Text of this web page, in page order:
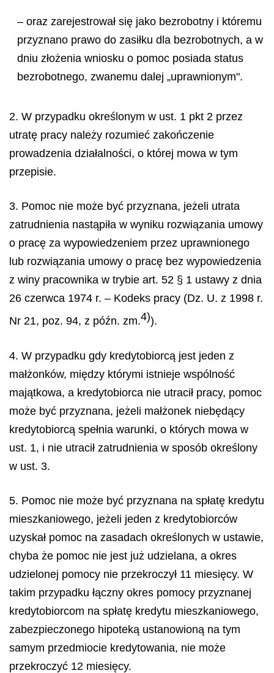
– oraz zarejestrował się jako bezrobotny i któremu
przyznano prawo do zasiłku dla bezrobotnych, a w
dniu złożenia wniosku o pomoc posiada status
bezrobotnego, zwanemu dalej „uprawnionym".
2. W przypadku określonym w ust. 1 pkt 2 przez
utratę pracy należy rozumieć zakończenie
prowadzenia działalności, o której mowa w tym
przepisie.
3. Pomoc nie może być przyznana, jeżeli utrata
zatrudnienia nastąpiła w wyniku rozwiązania umowy
o pracę za wypowiedzeniem przez uprawnionego
lub rozwiązania umowy o pracę bez wypowiedzenia
z winy pracownika w trybie art. 52 § 1 ustawy z dnia
26 czerwca 1974 r. – Kodeks pracy (Dz. U. z 1998 r.
Nr 21, poz. 94, z późn. zm.4)).
4. W przypadku gdy kredytobiorcą jest jeden z
małżonków, między którymi istnieje wspólność
majątkowa, a kredytobiorca nie utracił pracy, pomoc
może być przyznana, jeżeli małżonek niebędący
kredytobiorcą spełnia warunki, o których mowa w
ust. 1, i nie utracił zatrudnienia w sposób określony
w ust. 3.
5. Pomoc nie może być przyznana na spłatę kredytu
mieszkaniowego, jeżeli jeden z kredytobiorców
uzyskał pomoc na zasadach określonych w ustawie,
chyba że pomoc nie jest już udzielana, a okres
udzielonej pomocy nie przekroczył 11 miesięcy. W
takim przypadku łączny okres pomocy przyznanej
kredytobiorcom na spłatę kredytu mieszkaniowego,
zabezpieczonego hipoteką ustanowioną na tym
samym przedmiocie kredytowania, nie może
przekroczyć 12 miesięcy.